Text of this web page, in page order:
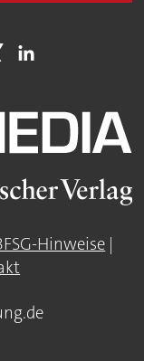
Hinweise |